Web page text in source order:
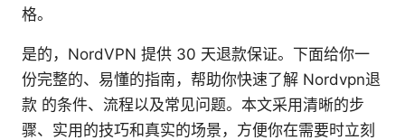
格。
是的，NordVPN 提供 30 天退款保证。下面给你一
份完整的、易懂的指南，帮助你快速了解 Nordvpn退
款 的条件、流程以及常见问题。本文采用清晰的步
骤、实用的技巧和真实的场景，方便你在需要时立刻